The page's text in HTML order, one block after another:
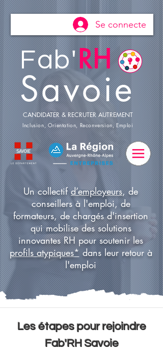
Se connecte
CANDIDATER & RECRUTER AUTREMENT
Inclusion, Orientation, Reconversion, Emploi
Fab'RH
Savoie
Un collectifd’employeurs, de
conseillers à l'emploi, de
formateurs, de chargés d'insertion
qui mobilise des solutions
innovantes RH pour soutenir les
profils atypiques* dans leur retour à
l'emploi
Les étapes pour rejoindre
Fab'RH Savoie